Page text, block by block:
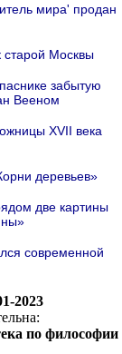
мира' продан
Москвы
забытую
Вееном
XVII века
деревьев»
две картины
современной
2023
по философии